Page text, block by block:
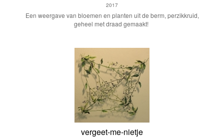
2017
Een weergave van bloemen en planten uit de berm, perzikkruid,
geheel met draad gemaakt!
vergeet-me-nietje